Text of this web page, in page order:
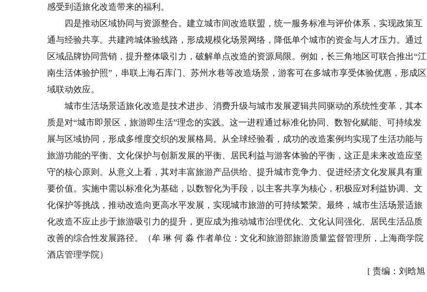
感受到适旅化改造带来的福利。
四是推动区域协同与资源整合。建立城市间改造联盟，统一服务标准与评价体系，实现政策互
通与经验共享。共建跨城体验线路，形成规模化场景网络，降低单个城市的资金与人才压力。通过
区域品牌协同营销，提升整体吸引力，破解单点改造的资源局限。例如，长三角地区可联合推出“江
南生活体验护照”，串联上海石库门、苏州水巷等改造场景，游客可在多城市享受体验优惠，形成区
域联动效应。
城市生活场景适旅化改造是技术进步、消费升级与城市发展逻辑共同驱动的系统性变革，其本
质是对“城市即景区，旅游即生活”理念的实践。这一进程通过标准化协同、数智化赋能、可持续发
展与区域协同，形成多维度交织的发展格局。从全球经验看，成功的改造案例均实现了生活功能与
旅游功能的平衡、文化保护与创新发展的平衡、居民利益与游客体验的平衡，这正是未来改造应坚
守的核心原则。从意义上看，其对丰富旅游产品供给、提升城市竞争力、促进经济文化发展具有重
要价值。实施中需以标准化为基础，以数智化为手段，以主客共享为核心，积极应对利益协调、文
化保护等挑战，推动改造向更高水平发展，实现城市旅游的可持续繁荣。最终，城市生活场景适旅
化改造不应止步于旅游吸引力的提升，更应成为推动城市治理优化、文化认同强化、居民生活品质
改善的综合性发展路径。（牟 琳 何 淼 作者单位：文化和旅游部旅游质量监督管理所，上海商学院
酒店管理学院）
[ 责编：刘晗旭